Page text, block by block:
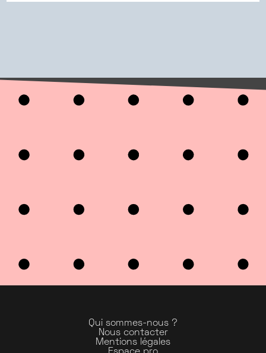
Qui sommes-nous ?
Nous contacter
Mentions légales